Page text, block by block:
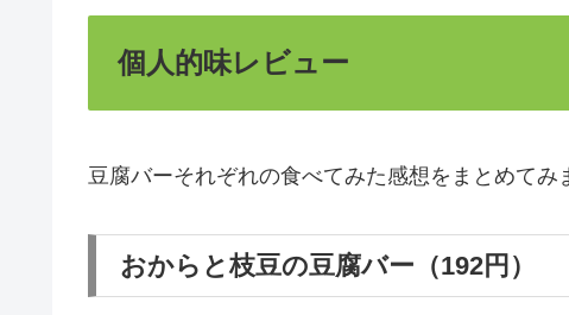
個人的味レビュー
豆腐バーそれぞれの食べてみた感想をまとめてみ
おからと枝豆の豆腐バー（192円）